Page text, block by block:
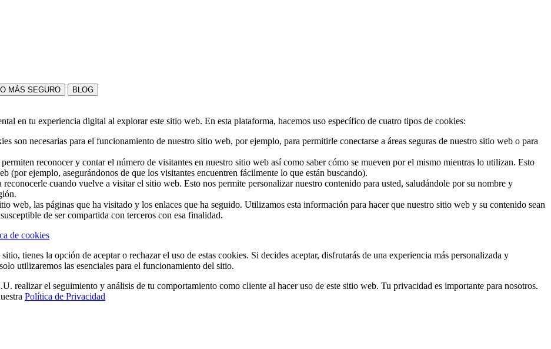
MÁS SEGURO BLOG
en tu experiencia digital al explorar este sitio web. En esta plataforma, hacemos uso específico de cuatro tipos de cookies:
son necesarias para el funcionamiento de nuestro sitio web, por ejemplo, para permitirle conectarse a áreas seguras de nuestro sitio web o para
reconocer y contar el número de visitantes en nuestro sitio web así como saber cómo se mueven por el mismo mientras lo utilizan. Esto
(por ejemplo, asegurándonos de que los visitantes encuentren fácilmente lo que están buscando).
reconocerle cuando vuelve a visitar el sitio web. Esto nos permite personalizar nuestro contenido para usted, saludándole por su nombre y
web, las páginas que ha visitado y los enlaces que ha seguido. Utilizamos esta información para hacer que nuestro sitio web y su contenido sean
de ser compartida con terceros con esa finalidad.
de cookies
tienes la opción de aceptar o rechazar el uso de estas cookies. Si decides aceptar, disfrutarás de una experiencia más personalizada y
utilizaremos las esenciales para el funcionamiento del sitio.
realizar el seguimiento y análisis de tu comportamiento como cliente al hacer uso de este sitio web. Tu privacidad es importante para nosotros.
Política de Privacidad